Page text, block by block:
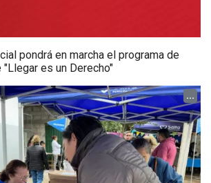
pondrá en marcha el programa de
es un Derecho"
...